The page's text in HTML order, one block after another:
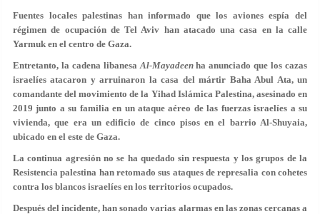
Fuentes locales palestinas han informado que los aviones espía del
régimen de ocupación de Tel Aviv han atacado una casa en la calle
Yarmuk en el centro de Gaza.
Entretanto, la cadena libanesaAl-Mayadeenha anunciado que los cazas
israelíes atacaron y arruinaron la casa del mártir Baha Abul Ata, un
comandante del movimiento de la Yihad Islámica Palestina, asesinado en
2019 junto a su familia en un ataque aéreo de las fuerzas israelíes a su
vivienda, que era un edificio de cinco pisos en el barrio Al-Shuyaia,
ubicado en el este de Gaza.
La continua agresión no se ha quedado sin respuesta y los grupos de la
Resistencia palestina han retomado sus ataques de represalia con cohetes
contra los blancos israelíes en los territorios ocupados.
Después del incidente, han sonado varias alarmas en las zonas cercanas a